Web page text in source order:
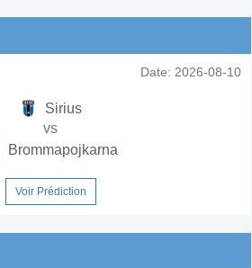
Date: 2026-08-10
Sirius
vs
Brommapojkarna
Voir Prédiction